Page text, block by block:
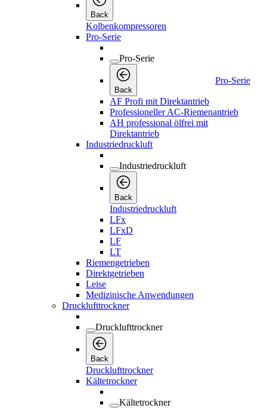
Back
Kolbenkompressoren
Pro-Serie
Pro-Serie
Back
Pro-Serie
AF Profi mit Direktantrieb
Professioneller AC-Riemenantrieb
AH professional ölfrei mit
Direktantrieb
Industriedruckluft
Industriedruckluft
Back
Industriedruckluft
LFx
LFxD
LF
LT
Riemengetrieben
Direktgetrieben
Leise
Medizinische Anwendungen
Drucklufttrockner
Drucklufttrockner
Back
Drucklufttrockner
Kältetrockner
Kältetrockner